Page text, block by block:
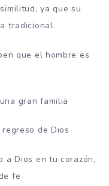
ya que su
tradicional.
que el hombre es
gran familia
de Dios
a Dios en tu corazón,
fe